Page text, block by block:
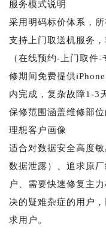
服务模式说明
采用明码标价体系，
支持上门取送机服务
（在线预约-上门取件
修期间免费提供
内完成，复杂故障1-3
保修范围涵盖维修部位
理想客户画像
适合对数据安全高度
数据泄露）、追求原
户、需要快速修复主
决的疑难杂症的用户
求用户。